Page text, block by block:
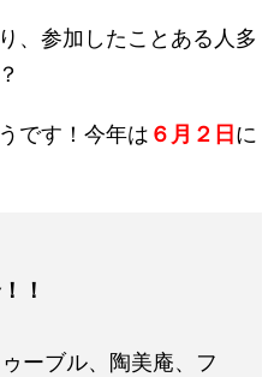
、参加したことある人多
です！今年は ６月２日 に
！
ーブル、陶美庵、フ